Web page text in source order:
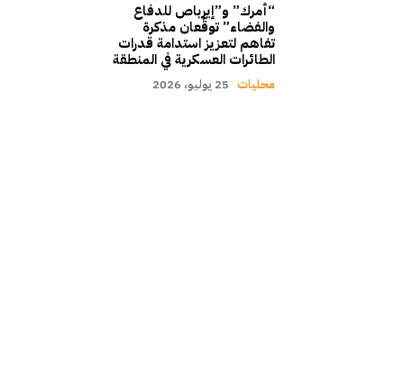
“أمرك” و”إيرباص للدفاع
والفضاء” توقّعان مذكرة
تفاهم لتعزيز استدامة قدرات
الطائرات العسكرية في المنطقة
محليات 25 يوليو، 2026